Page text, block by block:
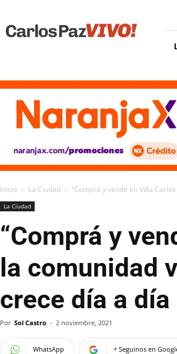
Vivo
Inicio La Ciudad “Comprá y vendé en Villa
La Ciudad
“Comprá y
la comunidad
crece día a día
Por Sol Castro - 2 noviembre, 2021
WhatsApp + Seguinos en